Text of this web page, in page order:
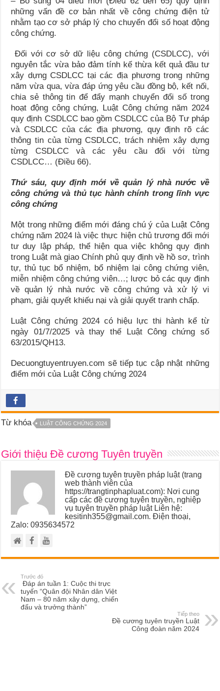
những vấn đề cơ bản nhất về công chứng điện tử
nhằm tạo cơ sở pháp lý cho chuyển đổi số hoạt động
công chứng.
Đối với cơ sở dữ liệu công chứng (CSDLCC), với
nguyên tắc vừa bảo đảm tính kế thừa kết quả đầu tư
xây dựng CSDLCC tại các địa phương trong những
năm vừa qua, vừa đáp ứng yêu cầu đồng bộ, kết nối,
chia sẻ thông tin để đẩy mạnh chuyển đổi số trong
hoạt động công chứng, Luật Công chứng năm 2024
quy định CSDLCC bao gồm CSDLCC của Bộ Tư pháp
và CSDLCC của các địa phương, quy định rõ các
thông tin của từng CSDLCC, trách nhiệm xây dựng
từng CSDLCC và các yêu cầu đối với từng
CSDLCC… (Điều 66).
Thứ sáu, quy định mới về quản lý nhà nước về
công chứng và thủ tục hành chính trong lĩnh vực
công chứng
Một trong những điểm mới đáng chú ý của Luật Công
chứng năm 2024 là việc thực hiện chủ trương đổi mới
tư duy lập pháp, thể hiện qua việc không quy định
trong Luật mà giao Chính phủ quy định về hồ sơ, trình
tự, thủ tục bổ nhiệm, bổ nhiệm lại công chứng viên,
miễn nhiệm công chứng viên…; lược bỏ các quy định
về quản lý nhà nước về công chứng và xử lý vi
phạm, giải quyết khiếu nại và giải quyết tranh chấp.
Luật Công chứng 2024 có hiệu lực thi hành kể từ
ngày 01/7/2025 và thay thế Luật Công chứng số
63/2015/QH13.
Decuongtuyentruyen.com sẽ tiếp tục cập nhật những
điểm mới của Luật Công chứng 2024
Từ khóa LUẬT CÔNG CHỨNG 2024
Giới thiệu Đề cương Tuyên truyền
Đề cương tuyên truyền pháp luật (trang
web thành viên của
https://trangtinphapluat.com): Nơi cung
cấp các đề cương tuyên truyền, nghiệp
vụ tuyên truyền pháp luật Liên hệ:
kesitinh355@gmail.com. Điện thoại,
Zalo: 0935634572
Trước đó
Đáp án tuần 1: Cuộc thi trực
tuyến “Quân đội Nhân dân Việt
Nam – 80 năm xây dựng, chiến
đấu và trưởng thành”
Tiếp theo
Đề cương tuyên truyền Luật
Công đoàn năm 2024